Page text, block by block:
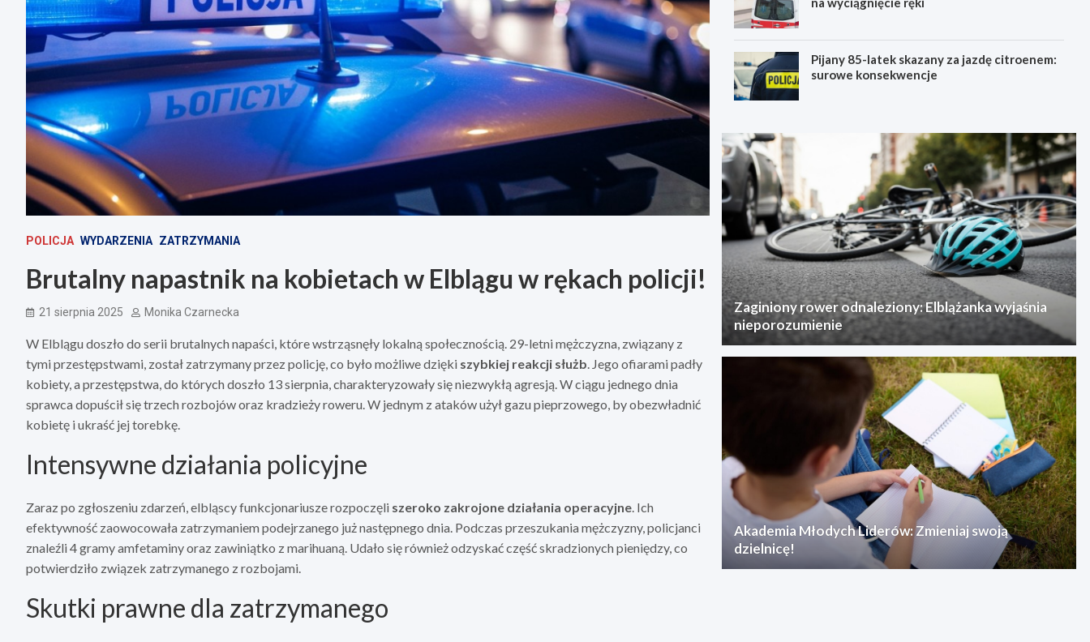
POLICJA WYDARZENIA ZATRZYMANIA
Brutalny napastnik na kobietach w Elblągu w rękach policji!
21 sierpnia 2025 Monika Czarnecka
W Elblągu doszło do serii brutalnych napaści, które wstrząsnęły lokalną społecznością. 29-letni mężczyzna, związany z
tymi przestępstwami, został zatrzymany przez policję, co było możliwe dzięki szybkiej reakcji służb. Jego ofiarami padły
kobiety, a przestępstwa, do których doszło 13 sierpnia, charakteryzowały się niezwykłą agresją. W ciągu jednego dnia
sprawca dopuścił się trzech rozbojów oraz kradzieży roweru. W jednym z ataków użył gazu pieprzowego, by obezwładnić
kobietę i ukraść jej torebkę.
Intensywne działania policyjne
Zaraz po zgłoszeniu zdarzeń, elbląscy funkcjonariusze rozpoczęli szeroko zakrojone działania operacyjne. Ich
efektywność zaowocowała zatrzymaniem podejrzanego już następnego dnia. Podczas przeszukania mężczyzny, policjanci
znaleźli 4 gramy amfetaminy oraz zawiniątko z marihuaną. Udało się również odzyskać część skradzionych pieniędzy, co
potwierdziło związek zatrzymanego z rozbojami.
Skutki prawne dla zatrzymanego
Pijany 85-latek skazany za jazdę citroenem:
surowe konsekwencje
Zaginiony rower odnaleziony: Elblążanka wyjaśnia
nieporozumienie
Akademia Młodych Liderów: Zmieniaj swoją
dzielnicę!